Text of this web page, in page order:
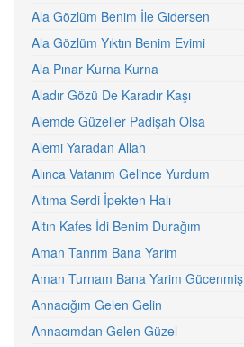
Ala Gözlüm Benim İle Gidersen
Ala Gözlüm Yıktın Benim Evimi
Ala Pınar Kurna Kurna
Aladır Gözü De Karadır Kaşı
Alemde Güzeller Padişah Olsa
Alemi Yaradan Allah
Alınca Vatanım Gelince Yurdum
Altıma Serdi İpekten Halı
Altın Kafes İdi Benim Durağım
Aman Tanrım Bana Yarim
Aman Turnam Bana Yarim Gücenmiş
Annacığım Gelen Gelin
Annacımdan Gelen Güzel